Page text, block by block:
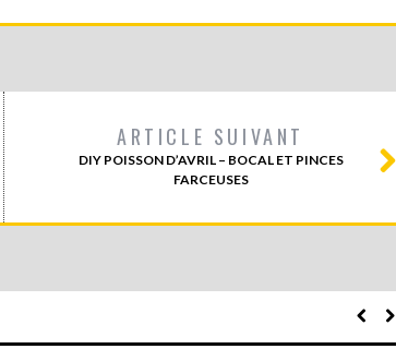
ARTICLE SUIVANT
DIY POISSON D’AVRIL – BOCAL ET PINCES
FARCEUSES